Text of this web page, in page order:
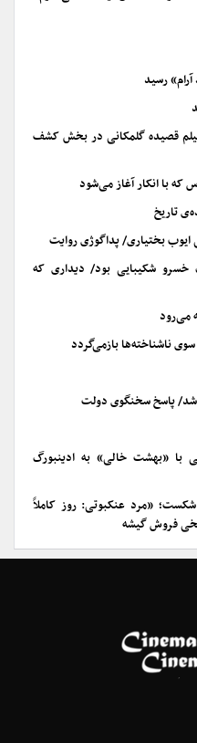
آرام» رسید
فیلم قصیده گلمکانی در بخش کشف
که با انکار آغاز می‌شود
تاریخ
ایوب بختیاری/ پداگوژی روایت
سالمرگ خسرو شکیبایی بود/ دیداری که
می‌رود
ناشناخته‌ها بازمی‌گردد
شد/ پاسخ سخنگوی دولت
با «بهشت خالی» به ادینبورگ
شکست؛ «مرد عنکبوتی: روز کاملاً
فروش گیشه